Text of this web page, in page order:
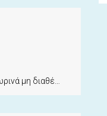
μη διαθέσιμο